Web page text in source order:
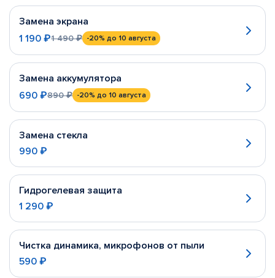
Замена экрана
1 190 ₽1 490 ₽ -20% до 10 августа
Замена аккумулятора
690 ₽890 ₽ -20% до 10 августа
Замена стекла
990 ₽
Гидрогелевая защита
1 290 ₽
Чистка динамика, микрофонов от пыли
590 ₽